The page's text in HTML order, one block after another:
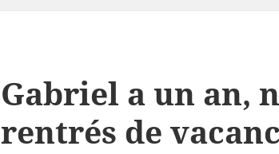
Gabriel a un an,
rentrés de